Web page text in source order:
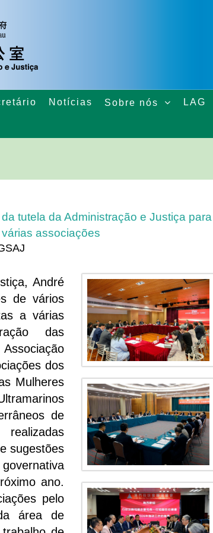
Notícias Sobre nós LAG
tutela da Administração e Justiça para
associações
André
de vários
a várias
das
dos
Mulheres
de
sugestões
ano.
pelo
área de